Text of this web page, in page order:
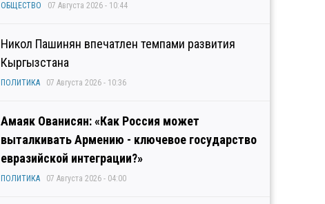
ОБЩЕСТВО 07 Августа 2026 - 10:44
Никол Пашинян впечатлен темпами развития
Кыргызстана
ПОЛИТИКА 07 Августа 2026 - 10:36
Амаяк Ованисян: «Как Россия может
выталкивать Армению - ключевое государство
евразийской интеграции?»
ПОЛИТИКА 07 Августа 2026 - 04:00